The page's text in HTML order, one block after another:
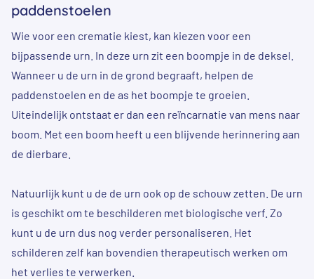
paddenstoelen
Wie voor een crematie kiest, kan kiezen voor een
bijpassende urn. In deze urn zit een boompje in de deksel.
Wanneer u de urn in de grond begraaft, helpen de
paddenstoelen en de as het boompje te groeien.
Uiteindelijk ontstaat er dan een reïncarnatie van mens naar
boom. Met een boom heeft u een blijvende herinnering aan
de dierbare.
Natuurlijk kunt u de de urn ook op de schouw zetten. De urn
is geschikt om te beschilderen met biologische verf. Zo
kunt u de urn dus nog verder personaliseren. Het
schilderen zelf kan bovendien therapeutisch werken om
het verlies te verwerken.